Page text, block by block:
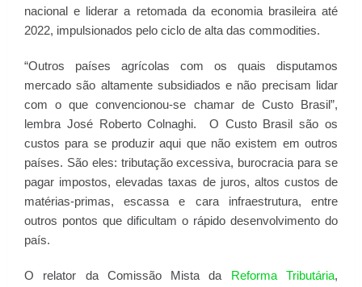
nacional e liderar a retomada da economia brasileira até
2022, impulsionados pelo ciclo de alta das commodities.
“Outros países agrícolas com os quais disputamos
mercado são altamente subsidiados e não precisam lidar
com o que convencionou-se chamar de Custo Brasil”,
lembra José Roberto Colnaghi. O Custo Brasil são os
custos para se produzir aqui que não existem em outros
países. São eles: tributação excessiva, burocracia para se
pagar impostos, elevadas taxas de juros, altos custos de
matérias-primas, escassa e cara infraestrutura, entre
outros pontos que dificultam o rápido desenvolvimento do
país.
O relator da Comissão Mista da Reforma Tributária,